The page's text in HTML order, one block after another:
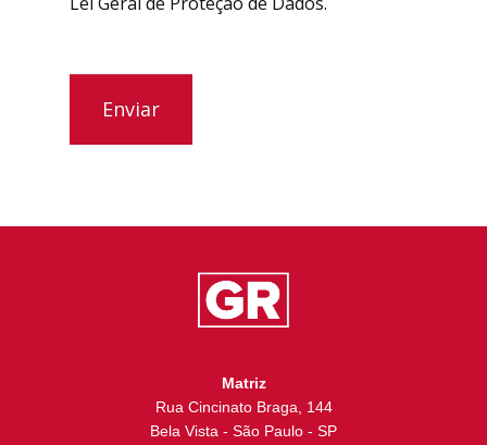
Enviar
Matriz
Rua Cincinato Braga, 144
Bela Vista - São Paulo - SP